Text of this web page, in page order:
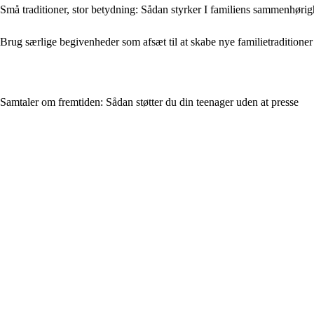
Små traditioner, stor betydning: Sådan styrker I familiens
Brug særlige begivenheder som afsæt til at skabe nye familietraditioner
Samtaler om fremtiden: Sådan støtter du din teenager uden at presse